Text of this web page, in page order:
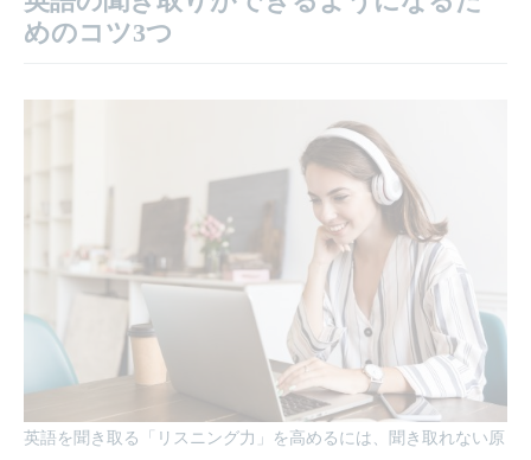
めのコツ3つ
英語を聞き取る「リスニング力」を高めるには、聞き取れない原